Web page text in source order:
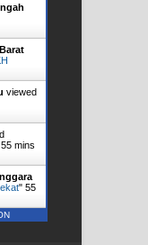
viewed
55 mins
" 55